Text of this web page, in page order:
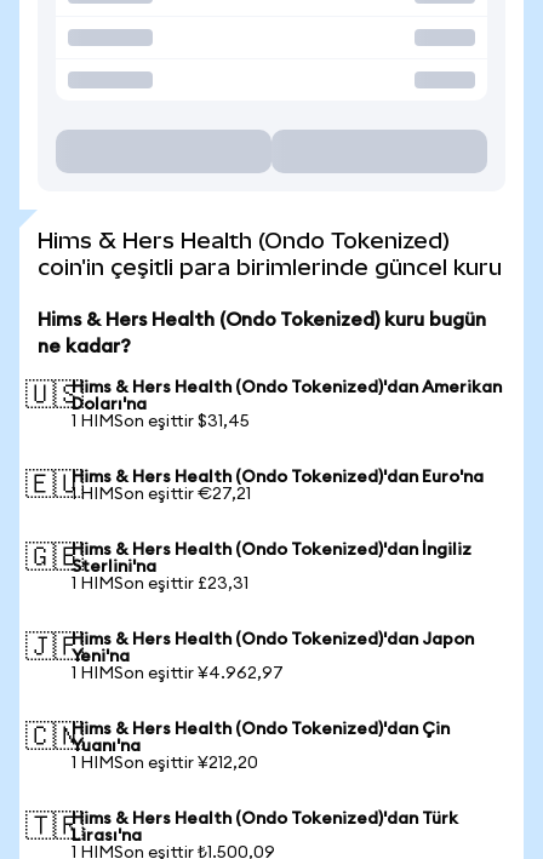
Hims & Hers Health (Ondo Tokenized)
coin'in çeşitli para birimlerinde güncel kuru
Hims & Hers Health (Ondo Tokenized) kuru bugün
ne kadar?
🇺🇸Hims & Hers Health (Ondo Tokenized)'dan Amerikan
Doları'na
1 HIMSon eşittir $31,45
🇪🇺Hims & Hers Health (Ondo Tokenized)'dan Euro'na
1 HIMSon eşittir €27,21
🇬🇧Hims & Hers Health (Ondo Tokenized)'dan İngiliz
Sterlini'na
1 HIMSon eşittir £23,31
🇯🇵Hims & Hers Health (Ondo Tokenized)'dan Japon
Yeni'na
1 HIMSon eşittir ¥4.962,97
🇨🇳Hims & Hers Health (Ondo Tokenized)'dan Çin
Yuanı'na
1 HIMSon eşittir ¥212,20
🇹🇷Hims & Hers Health (Ondo Tokenized)'dan Türk
Lirası'na
1 HIMSon eşittir ₺1.500,09